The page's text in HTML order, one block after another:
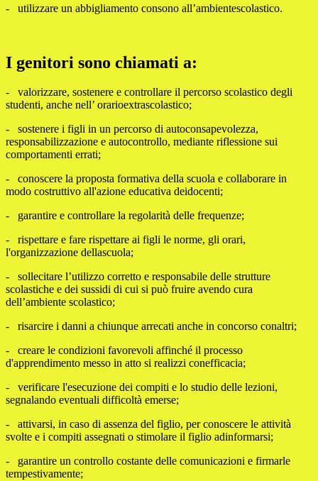
- utilizzare un abbigliamento consono all’ambientescolastico.
I genitori sono chiamati a:
- valorizzare, sostenere e controllare il percorso scolastico degli
studenti, anche nell’ orarioextrascolastico;
- sostenere i figli in un percorso di autoconsapevolezza,
responsabilizzazione e autocontrollo, mediante riflessione sui
comportamenti errati;
- conoscere la proposta formativa della scuola e collaborare in
modo costruttivo all'azione educativa deidocenti;
- garantire e controllare la regolarità delle frequenze;
- rispettare e fare rispettare ai figli le norme, gli orari,
l'organizzazione dellascuola;
- sollecitare l’utilizzo corretto e responsabile delle strutture
scolastiche e dei sussidi di cui si può fruire avendo cura
dell’ambiente scolastico;
- risarcire i danni a chiunque arrecati anche in concorso conaltri;
- creare le condizioni favorevoli affinché il processo
d'apprendimento messo in atto si realizzi conefficacia;
- verificare l'esecuzione dei compiti e lo studio delle lezioni,
segnalando eventuali difficoltà emerse;
- attivarsi, in caso di assenza del figlio, per conoscere le attività
svolte e i compiti assegnati o stimolare il figlio adinformarsi;
- garantire un controllo costante delle comunicazioni e firmarle
tempestivamente;